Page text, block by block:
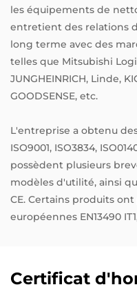
les équipements de
entretient des relations
long terme avec des
telles que Mitsubishi
JUNGHEINRICH, Linde,
GOODSENSE, etc.
L'entreprise a obtenu
ISO9001, ISO3834,
possèdent plusieurs
modèles d'utilité, ainsi
CE. Certains produits
européennes EN13490
Certificat